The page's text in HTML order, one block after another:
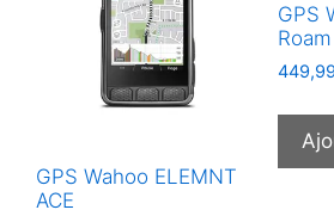
GPS Wahoo ELEMNT
ACE
GPS